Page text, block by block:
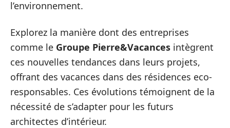
l’environnement.
Explorez la manière dont des entreprises
comme le Groupe Pierre&Vacances intègrent
ces nouvelles tendances dans leurs projets,
offrant des vacances dans des résidences eco-
responsables. Ces évolutions témoignent de la
nécessité de s’adapter pour les futurs
architectes d’intérieur.